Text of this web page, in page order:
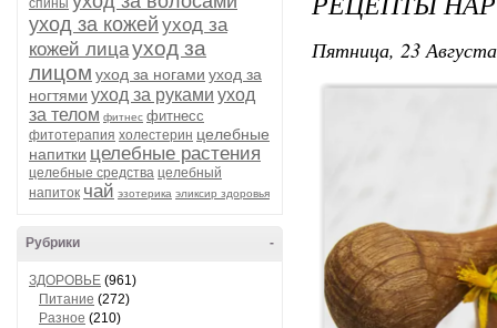
спины
уход за кожей уход за
кожей лицауход за
лицом уход за ногами уход за
ногтями уход за руками уход
за телом фитнес фитнесс
фитотерапия холестерин целебные
напитки целебные растения
целебные средства целебный
напиток чай эзотерика эликсир здоровья
-
Рубрики
ЗДОРОВЬЕ (961)
Питание (272)
Разное (210)
Пятница, 23